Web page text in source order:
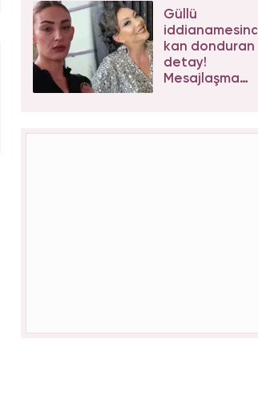
kaybetti!
Güllü
kan donduran
detay!
Mesajlaşma